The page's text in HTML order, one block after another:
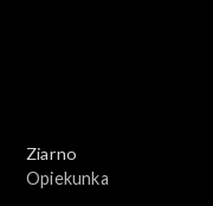
Ziarno
Opiekunka